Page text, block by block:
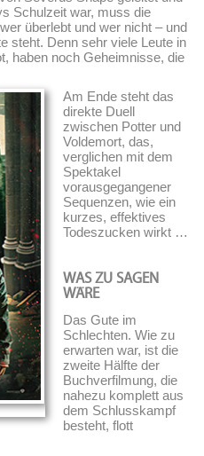
Schulzeit war, muss die
überlebt und wer nicht – und
steht. Denn sehr viele Leute in
haben noch Geheimnisse, die
Am Ende steht das
direkte Duell
zwischen Potter und
Voldemort, das,
verglichen mit dem
Spektakel
vorausgegangener
Sequenzen, wie ein
kurzes, effektives
Todeszucken wirkt …
WAS ZU SAGEN
WÄRE
Das Gute im
Schlechten. Wie zu
erwarten war, ist die
zweite Hälfte der
Buchverfilmung, die
nahezu komplett aus
dem Schlusskampf
besteht, flott